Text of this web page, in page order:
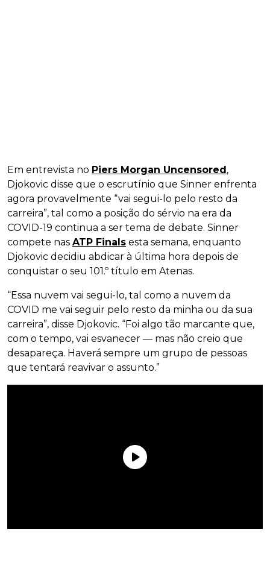
Em entrevista no Piers Morgan Uncensored,
Djokovic disse que o escrutínio que Sinner enfrenta
agora provavelmente “vai segui-lo pelo resto da
carreira”, tal como a posição do sérvio na era da
COVID-19 continua a ser tema de debate. Sinner
compete nas ATP Finals esta semana, enquanto
Djokovic decidiu abdicar à última hora depois de
conquistar o seu 101.º título em Atenas.
“Essa nuvem vai segui-lo, tal como a nuvem da
COVID me vai seguir pelo resto da minha ou da sua
carreira”, disse Djokovic. “Foi algo tão marcante que,
com o tempo, vai esvanecer — mas não creio que
desapareça. Haverá sempre um grupo de pessoas
que tentará reavivar o assunto.”